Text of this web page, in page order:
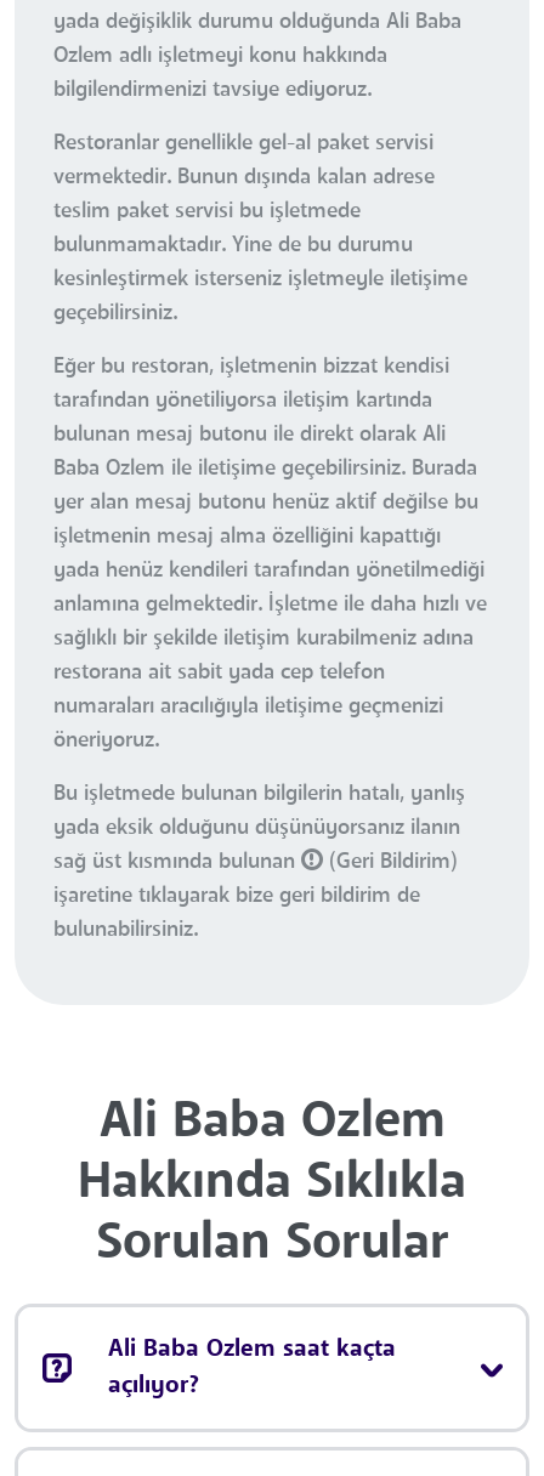
yada değişiklik durumu olduğunda Ali Baba
Ozlem adlı işletmeyi konu hakkında
bilgilendirmenizi tavsiye ediyoruz.
Restoranlar genellikle gel-al paket servisi
vermektedir. Bunun dışında kalan adrese
teslim paket servisi bu işletmede
bulunmamaktadır. Yine de bu durumu
kesinleştirmek isterseniz işletmeyle iletişime
geçebilirsiniz.
Eğer bu restoran, işletmenin bizzat kendisi
tarafından yönetiliyorsa iletişim kartında
bulunan mesaj butonu ile direkt olarak Ali
Baba Ozlem ile iletişime geçebilirsiniz. Burada
yer alan mesaj butonu henüz aktif değilse bu
işletmenin mesaj alma özelliğini kapattığı
yada henüz kendileri tarafından yönetilmediği
anlamına gelmektedir. İşletme ile daha hızlı ve
sağlıklı bir şekilde iletişim kurabilmeniz adına
restorana ait sabit yada cep telefon
numaraları aracılığıyla iletişime geçmenizi
öneriyoruz.
Bu işletmede bulunan bilgilerin hatalı, yanlış
yada eksik olduğunu düşünüyorsanız ilanın
sağ üst kısmında bulunan
(Geri Bildirim)
işaretine tıklayarak bize geri bildirim de
bulunabilirsiniz.
Ali Baba Ozlem
Hakkında Sıklıkla
Sorulan Sorular
Ali Baba Ozlem saat kaçta
açılıyor?